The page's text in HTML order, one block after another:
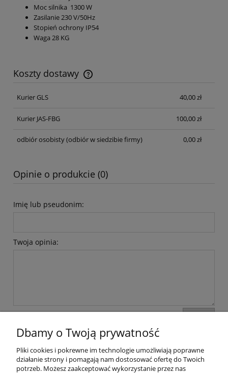
Moc silnika 1300 W
Zasilanie 230 V/50Hz
Stopień ochrony IP54
Waga 28 KG
Koszty dostawy
Cena nie zawiera ewentualnych kosztów płatności
Kurier GLS
40,00 zł
Kurier JAS-FBG 100,00 zł
odbiór osobisty(odbiór w siedzibie firmy) 0,00 zł
Opinie o produkcie (0)
Imię lub pseudonim:
Twoja opinia:
Moje konto
Dbamy o Twoją prywatność
Pliki cookies i pokrewne im technologie umożliwiają poprawne
działanie strony i pomagają nam dostosować ofertę do Twoich
potrzeb. Możesz zaakceptować wykorzystanie przez nas